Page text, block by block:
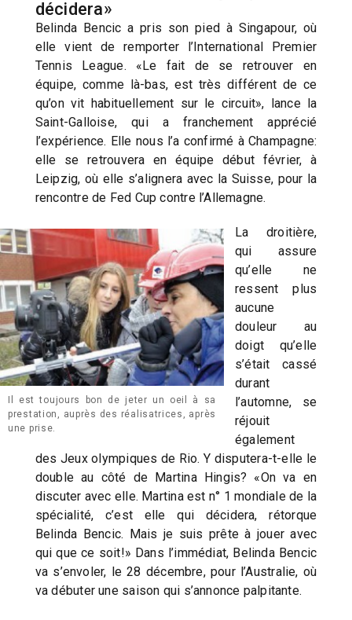
décidera»
Belinda Bencic a pris son pied à Singapour, où
elle vient de remporter l’International Premier
Tennis League. «Le fait de se retrouver en
équipe, comme là-bas, est très différent de ce
qu’on vit habituellement sur le circuit», lance la
Saint-Galloise, qui a franchement apprécié
l’expérience. Elle nous l’a confirmé à Champagne:
elle se retrouvera en équipe début février, à
Leipzig, où elle s’alignera avec la Suisse, pour la
rencontre de Fed Cup contre l’Allemagne.
Il est toujours bon de jeter un oeil à sa
prestation, auprès des réalisatrices, après
une prise.
La droitière,
qui assure
qu’elle ne
ressent plus
aucune
douleur au
doigt qu’elle
s’était cassé
durant
l’automne, se
réjouit
également
des Jeux olympiques de Rio. Y disputera-t-elle le
double au côté de Martina Hingis? «On va en
discuter avec elle. Martina est n° 1 mondiale de la
spécialité, c’est elle qui décidera, rétorque
Belinda Bencic. Mais je suis prête à jouer avec
qui que ce soit!» Dans l’immédiat, Belinda Bencic
va s’envoler, le 28 décembre, pour l’Australie, où
va débuter une saison qui s’annonce palpitante.